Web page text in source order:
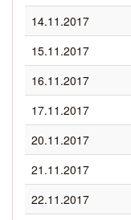
14.11.2017
15.11.2017
16.11.2017
17.11.2017
20.11.2017
21.11.2017
22.11.2017